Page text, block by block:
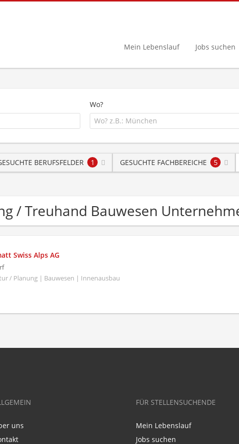
Mein Lebenslauf Jobs suchen
Wo?
BERUFSFELDER 1 GESUCHTE FACHBEREICHE 5
/ Treuhand Bauwesen
Swiss Alps AG
/ Planung | Bauwesen | Innenausbau
uns
FÜR STELLENSUCHENDE
Mein Lebenslauf
Jobs suchen